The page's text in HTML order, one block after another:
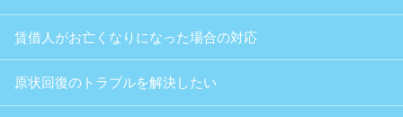
賃借人がお亡くなりになった場合の対応
原状回復のトラブルを解決したい